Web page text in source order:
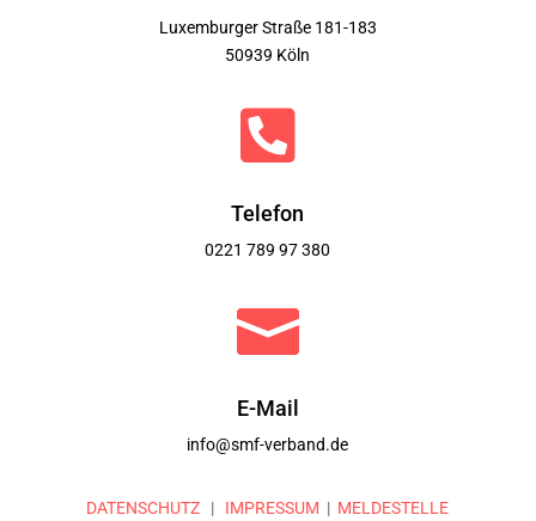
Luxemburger Straße 181-183
50939 Köln

Telefon
0221 789 97 380

E-Mail
info@smf-verband.de
DATENSCHUTZ | IMPRESSUM | MELDESTELLE